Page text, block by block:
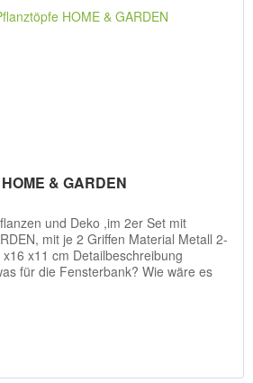
& GARDEN
und Deko ,im 2er Set mit
mit je 2 Griffen Material Metall 2-
x11 cm Detailbeschreibung
für die Fensterbank? Wie wäre es